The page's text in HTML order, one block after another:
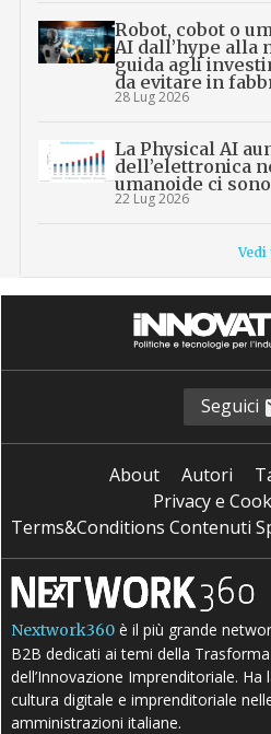
Robot, cobot o
AI dall’hype alla
guida agli
da evitare in
28 Lug 2026
La Physical AI
dell’elettronica
umanoide ci
22 Lug 2026
Seguici
About Autori
Privacy e
Terms&Conditions Contenuti
Nextwork360 è il più grande
B2B dedicati ai temi della
dell’Innovazione Imprenditoriale.
cultura digitale e imprenditoriale
amministrazioni italiane.